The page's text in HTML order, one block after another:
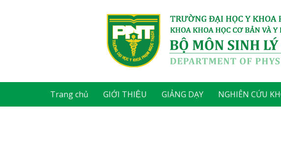
Trang chủ GIỚI THIỆU GIẢNG DẠY NGHIÊN CỨU